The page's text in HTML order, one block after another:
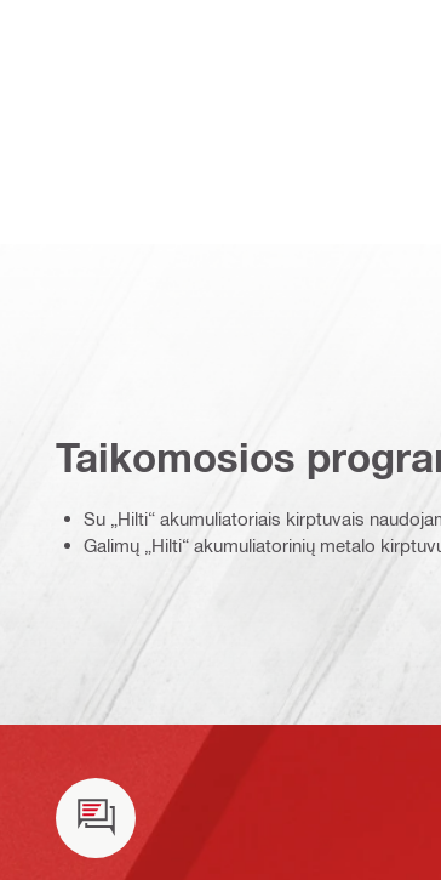
Taikomosios
Su „Hilti“ akumuliatoriais kirptuvais
Galimų „Hilti“ akumuliatorinių metalo